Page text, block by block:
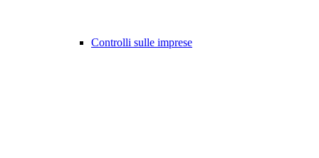
Controlli sulle imprese